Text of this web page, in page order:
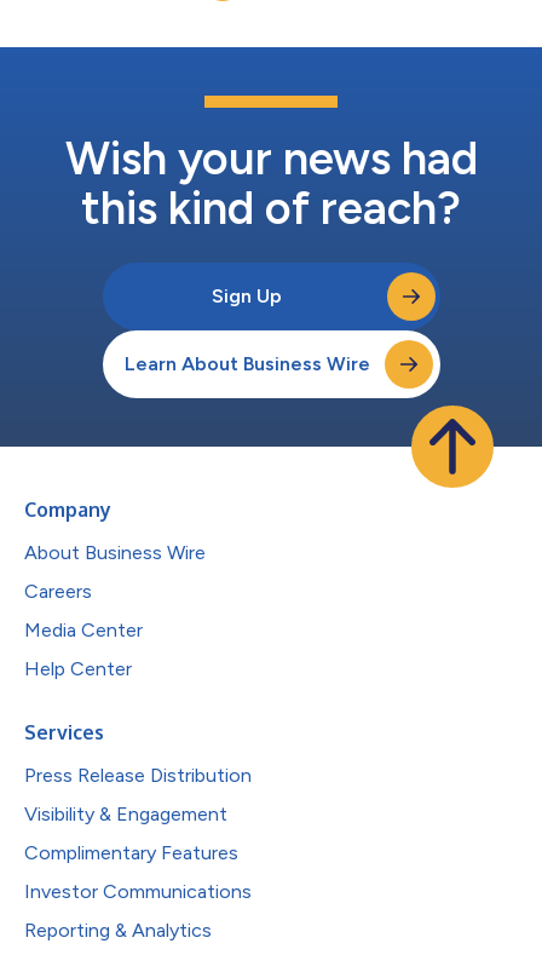
Wish your news had
this kind of reach?
Sign Up
Learn About Business Wire
Company
About Business Wire
Careers
Media Center
Help Center
Services
Press Release Distribution
Visibility & Engagement
Complimentary Features
Investor Communications
Reporting & Analytics